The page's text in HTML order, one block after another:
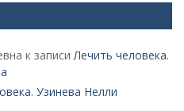
к записиЛечить человека.
Узинева Нелли